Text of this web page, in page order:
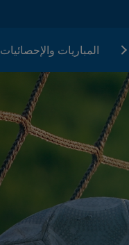
المباريات والإحصائيات